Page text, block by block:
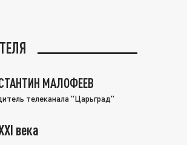
МАЛОФЕЕВ
телеканала "Царьград"
века